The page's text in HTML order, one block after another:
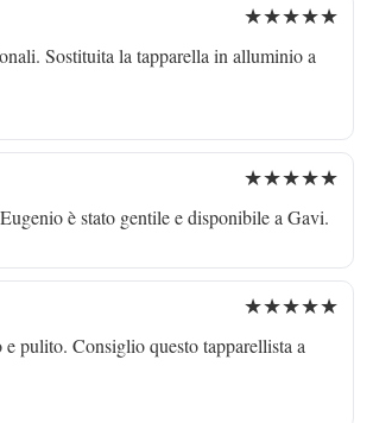
★★★★★
Sostituita la tapparella in alluminio a
★★★★★
è stato gentile e disponibile a Gavi.
★★★★★
pulito. Consiglio questo tapparellista a